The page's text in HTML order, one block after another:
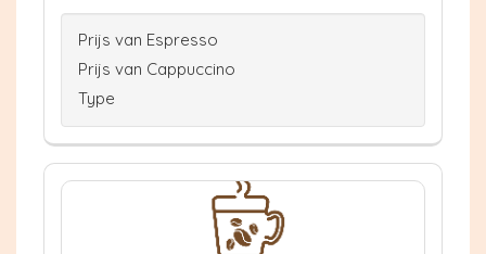
Prijs van Espresso
Prijs van Cappuccino
Type